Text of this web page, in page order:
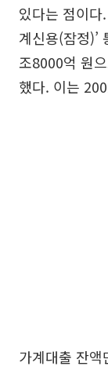
있다는 점이
계신용(잠정)’
조8000억 원
했다. 이는
가계대출 잔